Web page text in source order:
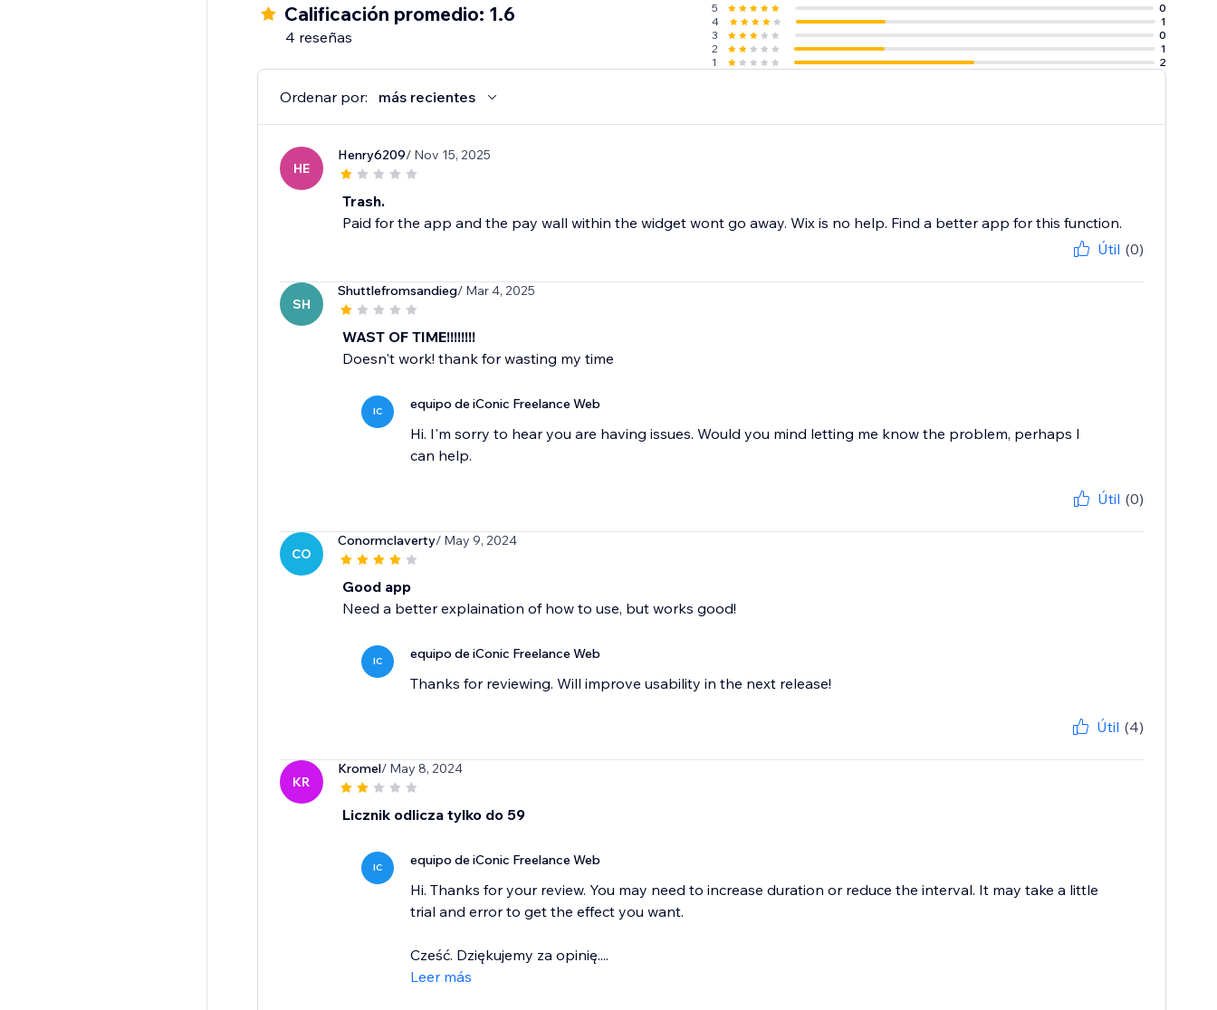
Calificación promedio: 1.6
4 reseñas
5
0
4
1
3
0
2
1
1
2
Ordenar por: más recientes
HE
Henry6209/ Nov 15, 2025
Trash.
Paid for the app and the pay wall within the widget wont go away. Wix is no help. Find a better app for this function.
Útil (0)
SH
Shuttlefromsandieg/ Mar 4, 2025
WAST OF TIME!!!!!!!!
Doesn't work! thank for wasting my time
IC equipo de iConic Freelance Web
Hi. I'm sorry to hear you are having issues. Would you mind letting me know the problem, perhaps I
can help.
Útil (0)
CO
Conormclaverty/ May 9, 2024
Good app
Need a better explaination of how to use, but works good!
IC equipo de iConic Freelance Web
Thanks for reviewing. Will improve usability in the next release!
Útil (4)
KR
Kromel/ May 8, 2024
Licznik odlicza tylko do 59
IC equipo de iConic Freelance Web
Hi. Thanks for your review. You may need to increase duration or reduce the interval. It may take a little
trial and error to get the effect you want.
Cześć. Dziękujemy za opinię....
Leer más